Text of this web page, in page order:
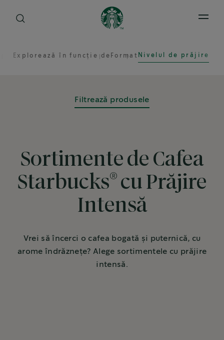
Open
Explorează în funcție de Format Nivelul de prăjire
Filtrează produsele
Sortimente de Cafea
Starbucks® cu Prăjire
Intensă
Vrei să încerci o cafea bogată și puternică, cu
arome îndrăznețe? Alege sortimentele cu prăjire
intensă.